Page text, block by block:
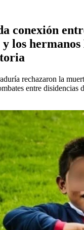
conexión
los
rechazaron la
entre disidencias